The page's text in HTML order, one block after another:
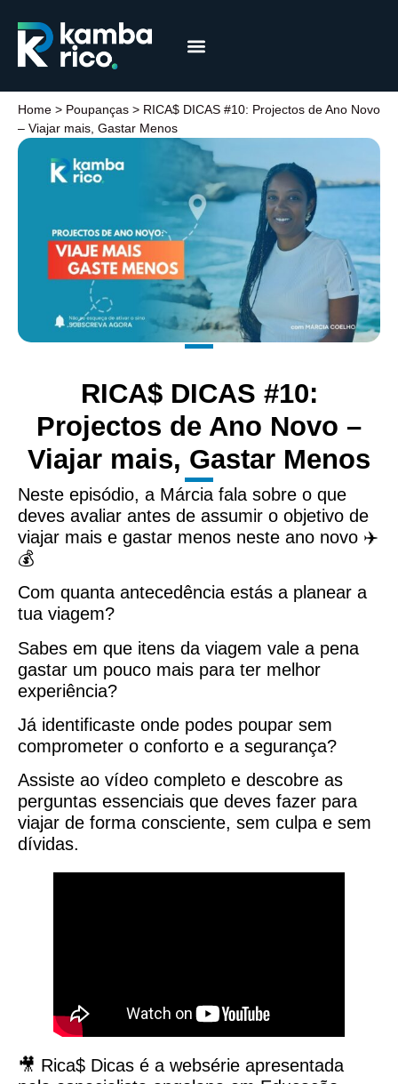
Home > Poupanças > RICA$ DICAS #10: Projectos de Ano Novo
– Viajar mais, Gastar Menos
RICA$ DICAS #10:
Projectos de Ano Novo –
Viajar mais, Gastar Menos
Neste episódio, a Márcia fala sobre o que
deves avaliar antes de assumir o objetivo de
viajar mais e gastar menos neste ano novo ✈️
💰
Com quanta antecedência estás a planear a
tua viagem?
Sabes em que itens da viagem vale a pena
gastar um pouco mais para ter melhor
experiência?
Já identificaste onde podes poupar sem
comprometer o conforto e a segurança?
Assiste ao vídeo completo e descobre as
perguntas essenciais que deves fazer para
viajar de forma consciente, sem culpa e sem
dívidas.
🎥 Rica$ Dicas é a websérie apresentada